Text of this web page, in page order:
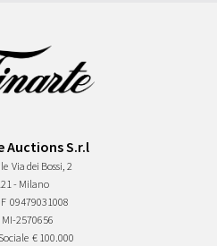
Auctions S.r.l
Via dei Bossi, 2
- Milano
09479031008
MI-2570656
€ 100.000